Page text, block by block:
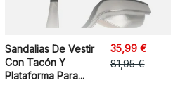
Sandalias De Vestir
Con Tacón Y
Plataforma Para...
35,99 €
81,95 €